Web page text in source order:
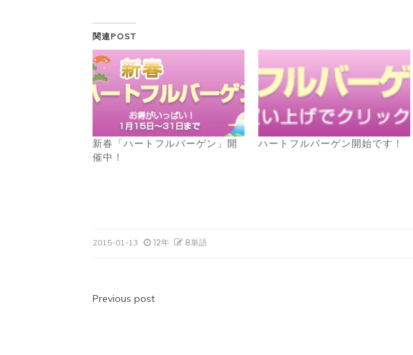
関連POST
新春「ハートフルバーゲン」開
催中！
ハートフルバーゲン開始です！
2015-01-13 12年 8単語
投
Previous post